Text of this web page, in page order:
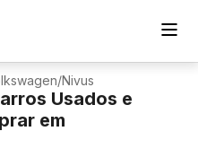
/Nivus
Usados e
em